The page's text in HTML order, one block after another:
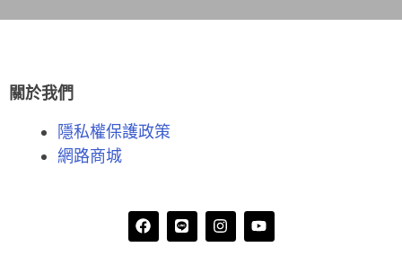
關於我們
隱私權保護政策
網路商城